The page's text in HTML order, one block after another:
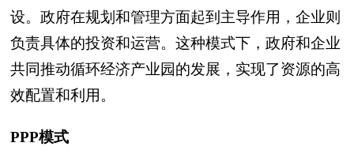
设。政府在规划和管理方面起到主导作用，企业则
负责具体的投资和运营。这种模式下，政府和企业
共同推动循环经济产业园的发展，实现了资源的高
效配置和利用。
PPP模式